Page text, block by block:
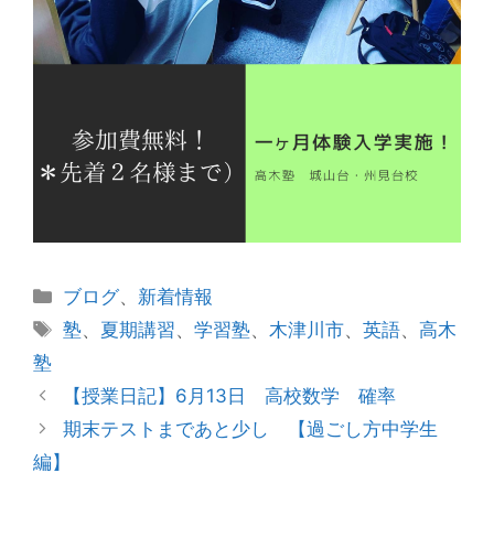
カ
テ
ー
ブログ、 新着情報
タ
塾、 夏期講習、学習塾、木津川市、英語、高木
塾
投
稿
ビ
【授業日記】6月13日 高校数学 確率
期末テストまであと少し 【過ごし方中学生
編】